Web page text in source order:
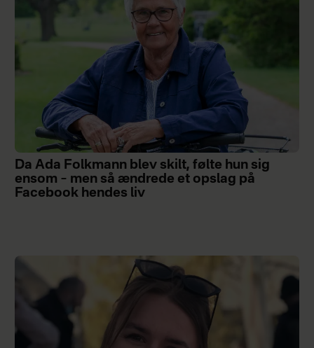
Da Ada Folkmann blev skilt, følte hun sig
ensom – men så ændrede et opslag på
Facebook hendes liv